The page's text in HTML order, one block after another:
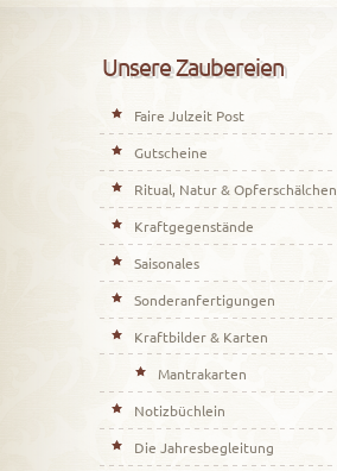
Unsere Zaubereien
Faire Julzeit Post
Gutscheine
Ritual, Natur & Opferschälchen
Kraftgegenstände
Saisonales
Sonderanfertigungen
Kraftbilder & Karten
Mantrakarten
Notizbüchlein
Die Jahresbegleitung